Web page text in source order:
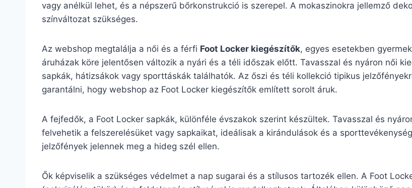
vagy anélkül lehet, és a népszerű bőrkonstrukció is szerepel. A mokaszinokra jellemző
színváltozat szükséges.
Az webshop megtalálja a női és a férfi Foot Locker kiegészítők, egyes esetekben
áruházak köre jelentősen változik a nyári és a téli időszak előtt. Tavasszal és nyáron női
sapkák, hátizsákok vagy sporttáskák találhatók. Az őszi és téli kollekció tipikus
garantálni, hogy webshop az Foot Locker kiegészítők említett sorolt áruk.
A fejfedők, a Foot Locker sapkák, különféle évszakok szerint készültek. Tavasszal és
felvehetik a felszerelésüket vagy sapkaikat, ideálisak a kirándulások és a
jelzőfények jelennek meg a hideg szél ellen.
Ők képviselik a szükséges védelmet a nap sugarai és a stílusos tartozék ellen. A Foot